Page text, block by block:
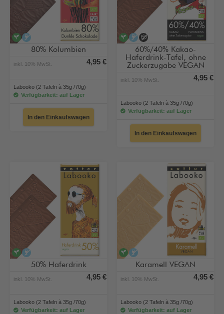
veganalkoholfrei
80% Kolumbien
inkl. 10% MwSt. 4,95 €
Labooko (2 Tafeln à 35g /70g)
Verfügbarkeit: auf Lager
In den Einkaufswagen
veganalkoholfrei
ohne Zuckerzugabe
60%/40% Kakao-
Haferdrink-Tafel, ohne
Zuckerzugabe VEGAN
inkl. 10% MwSt. 4,95 €
Labooko (2 Tafeln à 35g /70g)
Verfügbarkeit: auf Lager
In den Einkaufswagen
veganalkoholfrei
50% Haferdrink
inkl. 10% MwSt. 4,95 €
Labooko (2 Tafeln à 35g /70g)
Verfügbarkeit: auf Lager
veganalkoholfrei
Karamell VEGAN
inkl. 10% MwSt. 4,95 €
Labooko (2 Tafeln à 35g /70g)
Verfügbarkeit: auf Lager